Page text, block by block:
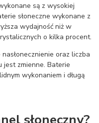
są z wysokiej
słoneczne wykonane z
wydajność niż w
o kilka procent.
oraz liczba
zmienne. Baterie
wykonaniem i długą